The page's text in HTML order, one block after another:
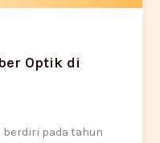
Optik di
berdiri pada tahun